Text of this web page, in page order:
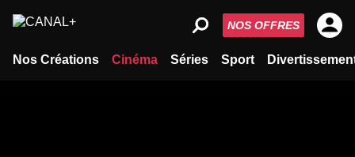
Nos Créations Cinéma Séries Sport
NOS OFFRES